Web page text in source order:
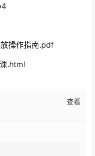
操作指南.pdf
.html
查看